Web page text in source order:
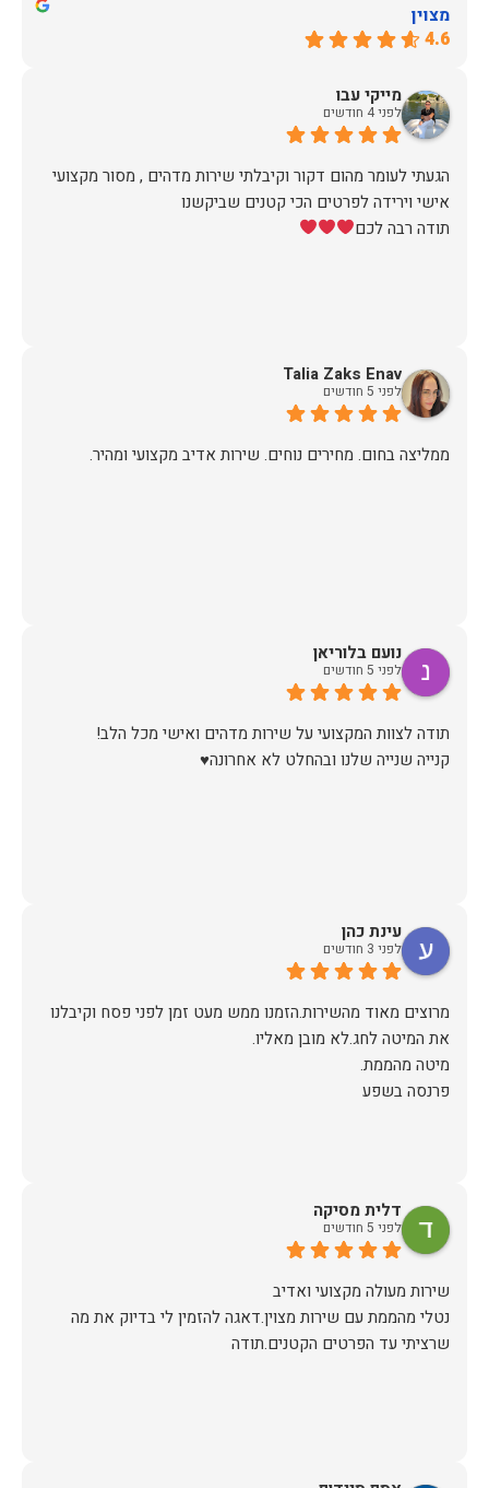
מצוין
4.6
מייקי עבו
לפני 4 חודשים
הגעתי לעומר מהום דקור וקיבלתי שירות מדהים , מסור מקצועי
תודה רבה לכם
Talia Zaks Enav
לפני 5 חודשים
ממליצה בחום. מחירים נוחים. שירות אדיב מקצועי ומהיר.
נועם בלוריאן
לפני 5 חודשים
קנייה שנייה שלנו ובהחלט לא אחרונה♥️
עינת כהן
לפני 3 חודשים
מרוצים מאוד מהשירות.הזמנו ממש מעט זמן לפני פסח וקיבלנו
פרנסה בשפע
דלית מסיקה
לפני 5 חודשים
נטלי מהממת עם שירות מצוין.דאגה להזמין לי בדיוק את מה
שרציתי עד הפרטים הקטנים.תודה